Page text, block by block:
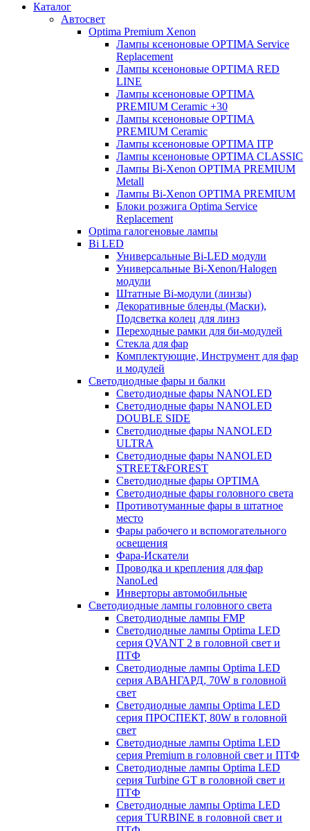
Каталог
Автосвет
Optima Premium Xenon
Лампы ксеноновые OPTIMA Service
Replacement
Лампы ксеноновые OPTIMA RED
LINE
Лампы ксеноновые OPTIMA
PREMIUM Ceramic +30
Лампы ксеноновые OPTIMA
PREMIUM Ceramic
Лампы ксеноновые OPTIMA ITP
Лампы ксеноновые OPTIMA CLASSIC
Лампы Bi-Xenon OPTIMA PREMIUM
Metall
Лампы Bi-Xenon OPTIMA PREMIUM
Блоки розжига Optima Service
Replacement
Optima галогеновые лампы
Bi LED
Универсальные Bi-LED модули
Универсальные Bi-Xenon/Halogen
модули
Штатные Bi-модули (линзы)
Декоративные бленды (Маски),
Подсветка колец для линз
Переходные рамки для би-модулей
Стекла для фар
Комплектующие, Инструмент для фар
и модулей
Светодиодные фары и балки
Светодиодные фары NANOLED
Светодиодные фары NANOLED
DOUBLE SIDE
Светодиодные фары NANOLED
ULTRA
Светодиодные фары NANOLED
STREET&FOREST
Светодиодные фары OPTIMA
Светодиодные фары головного света
Противотуманные фары в штатное
место
Фары рабочего и вспомогательного
освещения
Фара-Искатели
Проводка и крепления для фар
NanoLed
Инверторы автомобильные
Светодиодные лампы головного света
Светодиодные лампы FMP
Светодиодные лампы Optima LED
серия QVANT 2 в головной свет и
ПТФ
Светодиодные лампы Optima LED
серия АВАНГАРД, 70W в головной
свет
Светодиодные лампы Optima LED
серия ПРОСПЕКТ, 80W в головной
свет
Светодиодные лампы Optima LED
серия Premium в головной свет и ПТФ
Светодиодные лампы Optima LED
серия Turbine GT в головной свет и
ПТФ
Светодиодные лампы Optima LED
серия TURBINE в головной свет и